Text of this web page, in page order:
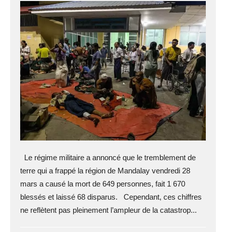
Le régime militaire a annoncé que le tremblement de
terre qui a frappé la région de Mandalay vendredi 28
mars a causé la mort de 649 personnes, fait 1 670
blessés et laissé 68 disparus. Cependant, ces chiffres
ne reflètent pas pleinement l’ampleur de la catastrop...